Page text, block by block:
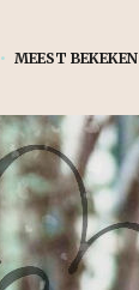
• MEEST BEKEKEN